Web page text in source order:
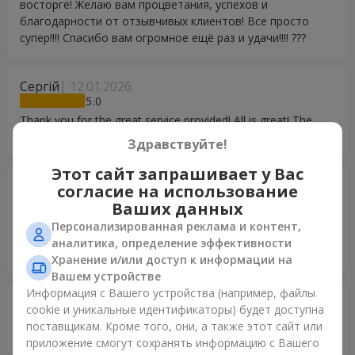
восторге! Желаю вам процветания, успехов и
благодарности от отзывчивых клиентов! Все просто
супер!!!! Спасибо вам огромное ещё раз и удачи!!!! ???
Сергій 12.01.2026
5
Thank you for the great service provided! All is great! The
best wishes to your company! Thank you!
12.01.2026
4
Щиро дякую! Ви неймовірні! Процвітання Вам Ви
приносите людям радість. Океан позитивних емоцій.
Дякую.
Наталья 31.12.2025
5
Все супер ❣️
Здравствуйте!
Этот сайт запрашивает у Вас
согласие на использование
Ваших данных
Персонализированная реклама и контент,
аналитика, определение эффективности
Хранение и/или доступ к информации на
Вашем устройстве
Информация с Вашего устройства (например, файлы
cookie и уникальные идентификаторы) будет доступна
поставщикам. Кроме того, они, а также этот сайт или
приложение смогут сохранять информацию с Вашего